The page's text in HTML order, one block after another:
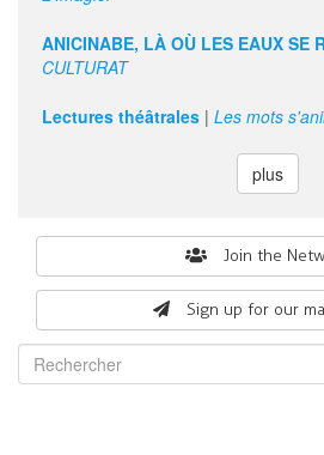
ANICINABE, LÀ OÙ LES EAUX SE
CULTURAT
Lectures théâtrales | Les mots
plus
Join the
Sign up for our
form